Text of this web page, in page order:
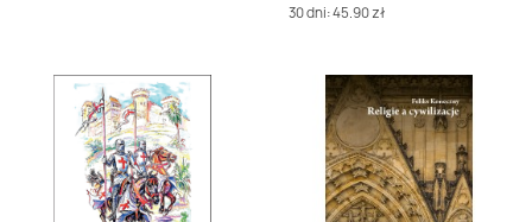
30 dni: 45.90 zł